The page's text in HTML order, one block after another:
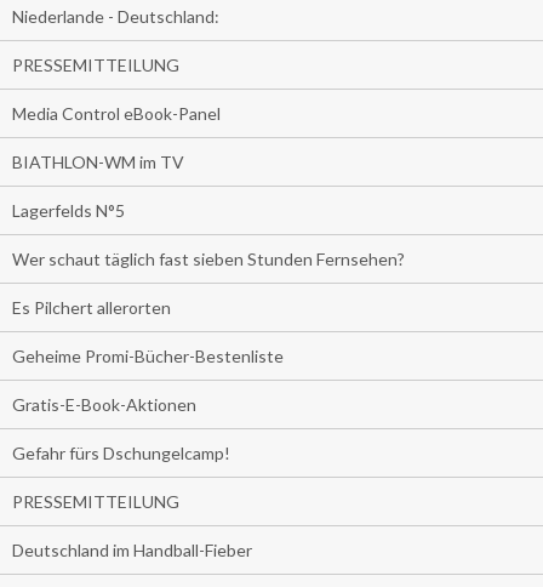
Niederlande - Deutschland:
PRESSEMITTEILUNG
Media Control eBook-Panel
BIATHLON-WM im TV
Lagerfelds N°5
Wer schaut täglich fast sieben Stunden Fernsehen?
Es Pilchert allerorten
Geheime Promi-Bücher-Bestenliste
Gratis-E-Book-Aktionen
Gefahr fürs Dschungelcamp!
PRESSEMITTEILUNG
Deutschland im Handball-Fieber